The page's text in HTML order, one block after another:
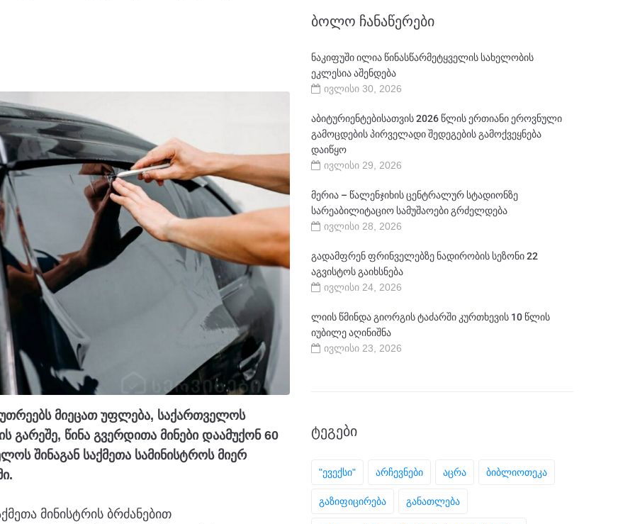
მიეცათ უფლება, საქართველოს
გარეშე, წინა გვერდითა მინები დაამუქონ 60
შინაგან საქმეთა სამინისტროს მიერ
მინისტრის ბრძანებით
ᲑᲝᲚᲝ ᲩᲐᲜᲐᲬᲔᲠᲔᲑᲘ
ნაკიფუში ილია წინასწარმეტყველის სახელობის
ეკლესია აშენდება
ივლისი 30, 2026
აბიტურიენტებისათვის 2026 წლის ერთიანი ეროვნული
გამოცდების პირველადი შედეგების გამოქვეყნება
დაიწყო
ივლისი 29, 2026
მერია – წალენჯიხის ცენტრალურ სტადიონზე
სარეაბილიტაციო სამუშაოები გრძელდება
ივლისი 28, 2026
გადამფრენ ფრინველებზე ნადირობის სეზონი 22
აგვისტოს გაიხსნება
ივლისი 24, 2026
ლიის წმინდა გიორგის ტაძარში კურთხევის 10 წლის
იუბილე აღინიშნა
ივლისი 23, 2026
ᲢᲔᲒᲔᲑᲘ
"ევექსი" არჩევნები აცრა ბიბლიოთეკა
გაზიფიცირება განათლება